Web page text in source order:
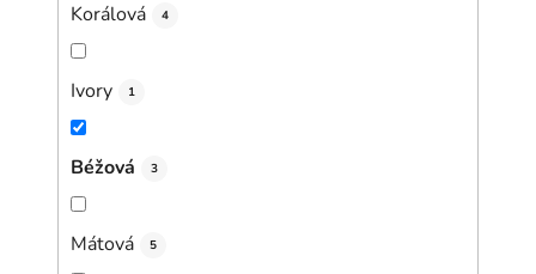
Korálová 4
Ivory 1
Béžová 3
Mátová 5